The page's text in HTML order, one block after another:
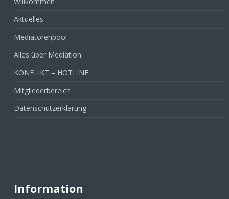
Aktuelles
Mediatorenpool
Alles über Mediation
KONFLIKT – HOTLINE
Mitgliederbereich
Datenschutzerklärung
Information